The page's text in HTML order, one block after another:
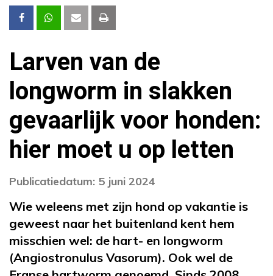
Larven van de
longworm in slakken
gevaarlijk voor honden:
hier moet u op letten
Publicatiedatum: 5 juni 2024
Wie weleens met zijn hond op vakantie is
geweest naar het buitenland kent hem
misschien wel: de hart- en longworm
(Angiostronulus Vasorum). Ook wel de